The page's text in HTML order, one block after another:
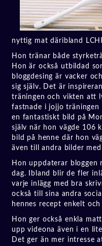
nyttig mat däribland
Hon tränar både
Hon är också utbildad
bloggdesing är vacker
sig själv. Det är
träningen och vikten att
fastnade i jojjo träningen
en fantastiskt bild på
själv när hon vägde 106
bild på henne där hon
även till andra bilder
Hon uppdaterar bloggen
dag. Ibland blir de fler
varje inlägg med bra
också till sina andra
hennes recept enkelt
Hon ger också enkla
upp videona även i en
Det ger än mer intresse